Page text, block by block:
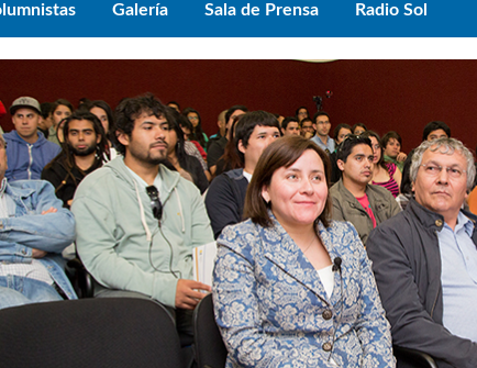
Galería Sala de Prensa Radio Sol